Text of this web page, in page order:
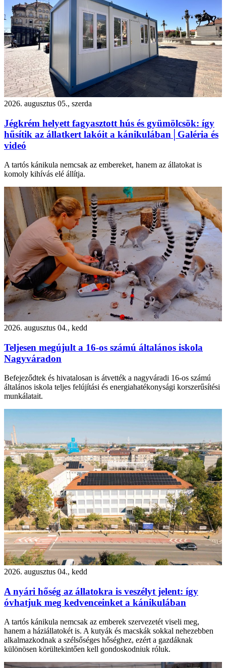
2026. augusztus 05., szerda
Jégkrém helyett fagyasztott hús és gyümölcsök: így
hűsítik az állatkert lakóit a kánikulában│Galéria és
videó
A tartós kánikula nemcsak az embereket, hanem az állatokat is
komoly kihívás elé állítja.
2026. augusztus 04., kedd
Teljesen megújult a 16-os számú általános iskola
Nagyváradon
Befejeződtek és hivatalosan is átvették a nagyváradi 16-os számú
általános iskola teljes felújítási és energiahatékonysági korszerűsítési
munkálatait.
2026. augusztus 04., kedd
A nyári hőség az állatokra is veszélyt jelent: így
óvhatjuk meg kedvenceinket a kánikulában
A tartós kánikula nemcsak az emberek szervezetét viseli meg,
hanem a háziállatokét is. A kutyák és macskák sokkal nehezebben
alkalmazkodnak a szélsőséges hőséghez, ezért a gazdáknak
különösen körültekintően kell gondoskodniuk róluk.